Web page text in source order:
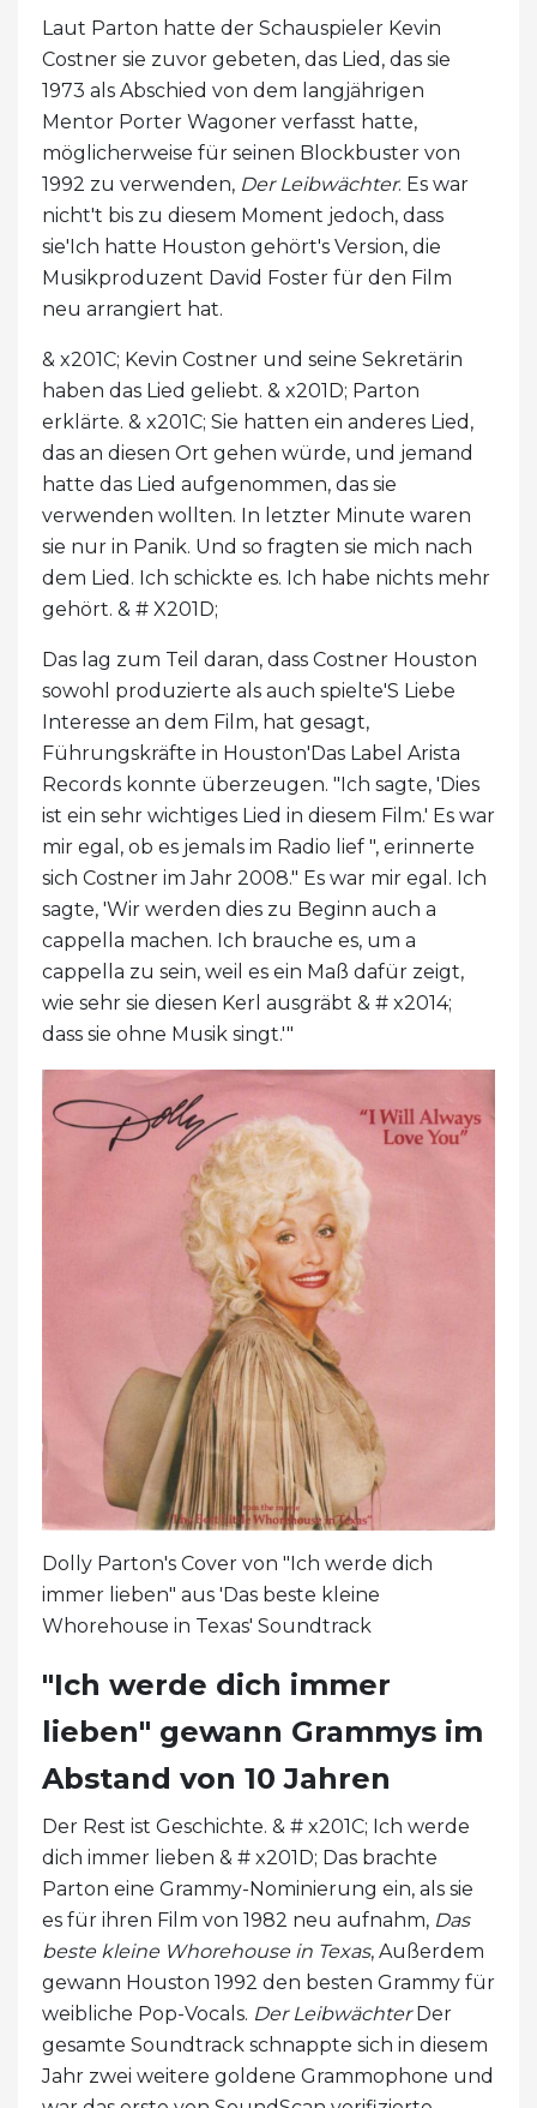
Laut Parton hatte der Schauspieler Kevin
Costner sie zuvor gebeten, das Lied, das sie
1973 als Abschied von dem langjährigen
Mentor Porter Wagoner verfasst hatte,
möglicherweise für seinen Blockbuster von
1992 zu verwenden, Der Leibwächter. Es war
nicht't bis zu diesem Moment jedoch, dass
sie'Ich hatte Houston gehört's Version, die
Musikproduzent David Foster für den Film
neu arrangiert hat.
& x201C; Kevin Costner und seine Sekretärin
haben das Lied geliebt. & x201D; Parton
erklärte. & x201C; Sie hatten ein anderes Lied,
das an diesen Ort gehen würde, und jemand
hatte das Lied aufgenommen, das sie
verwenden wollten. In letzter Minute waren
sie nur in Panik. Und so fragten sie mich nach
dem Lied. Ich schickte es. Ich habe nichts mehr
gehört. & # X201D;
Das lag zum Teil daran, dass Costner Houston
sowohl produzierte als auch spielte'S Liebe
Interesse an dem Film, hat gesagt,
Führungskräfte in Houston'Das Label Arista
Records konnte überzeugen. "Ich sagte, 'Dies
ist ein sehr wichtiges Lied in diesem Film.' Es war
mir egal, ob es jemals im Radio lief ", erinnerte
sich Costner im Jahr 2008." Es war mir egal. Ich
sagte, 'Wir werden dies zu Beginn auch a
cappella machen. Ich brauche es, um a
cappella zu sein, weil es ein Maß dafür zeigt,
wie sehr sie diesen Kerl ausgräbt & # x2014;
dass sie ohne Musik singt.'"
Dolly Parton's Cover von "Ich werde dich
immer lieben" aus 'Das beste kleine
Whorehouse in Texas' Soundtrack
"Ich werde dich immer
lieben" gewann Grammys im
Abstand von 10 Jahren
Der Rest ist Geschichte. & # x201C; Ich werde
dich immer lieben & # x201D; Das brachte
Parton eine Grammy-Nominierung ein, als sie
es für ihren Film von 1982 neu aufnahm, Das
beste kleine Whorehouse in Texas, Außerdem
gewann Houston 1992 den besten Grammy für
weibliche Pop-Vocals. Der LeibwächterDer
gesamte Soundtrack schnappte sich in diesem
Jahr zwei weitere goldene Grammophone und